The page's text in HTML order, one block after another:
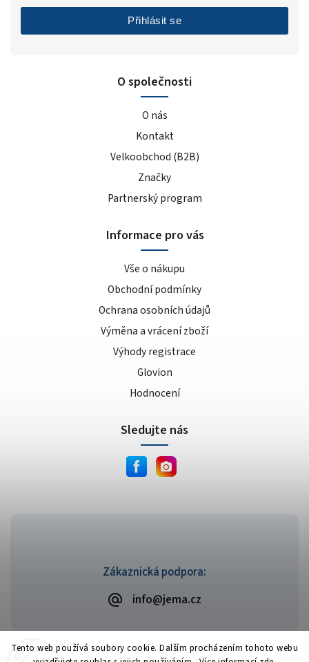
Tento web používá soubory cookie. Dalším procházením tohoto webu
Zákaznická podpora:
info@jema.cz
O společnosti
O nás
Kontakt
Velkoobchod (B2B)
Značky
Partnerský program
Informace pro vás
Vše o nákupu
Obchodní podmínky
Ochrana osobních údajů
Výměna a vrácení zboží
Výhody registrace
Glovion
Hodnocení
Přihlásit se
Sledujte nás